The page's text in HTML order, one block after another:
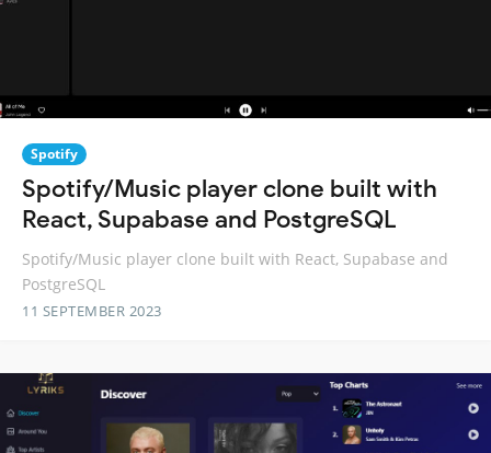
Spotify
Spotify/Music player clone built with
React, Supabase and PostgreSQL
Spotify/Music player clone built with React, Supabase and
PostgreSQL
11 SEPTEMBER 2023